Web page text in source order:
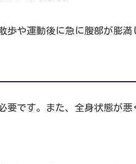
歩や運動後に急に腹部が膨
です。また、全身状態が